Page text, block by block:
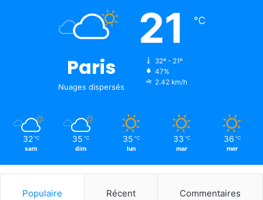
Paris
Nuages ​​dispersés
21 ℃
32º - 21º
47%
2.42 km/h
32 ℃
sam
35 ℃
dim
35 ℃
lun
33 ℃
mar
36 ℃
mer
Populaire Récent Commentaires